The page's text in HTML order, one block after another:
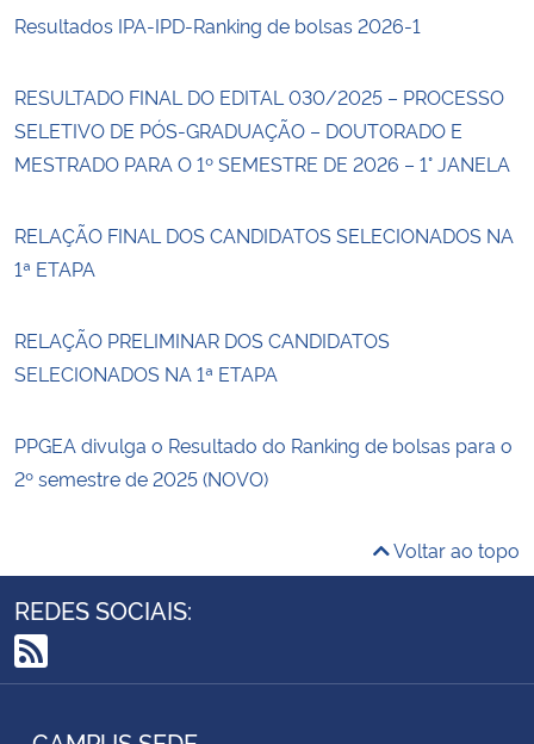
Resultados IPA-IPD-Ranking de bolsas 2026-1
RESULTADO FINAL DO EDITAL 030/2025 – PROCESSO
SELETIVO DE PÓS-GRADUAÇÃO – DOUTORADO E
MESTRADO PARA O 1º SEMESTRE DE 2026 – 1° JANELA
RELAÇÃO FINAL DOS CANDIDATOS SELECIONADOS NA
1ª ETAPA
RELAÇÃO PRELIMINAR DOS CANDIDATOS
SELECIONADOS NA 1ª ETAPA
PPGEA divulga o Resultado do Ranking de bolsas para o
2º semestre de 2025 (NOVO)
Voltar ao topo
REDES SOCIAIS:
RSS